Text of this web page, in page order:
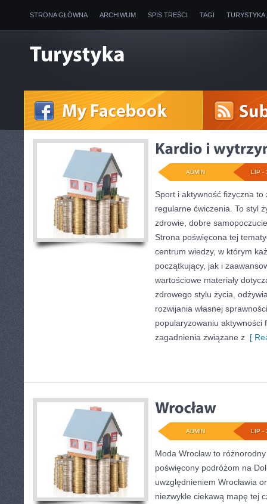
STRONA GŁÓWNA ARCHIWUM SPIS TREŚCI TAGI
LIP -
ADMIN
Sport i aktywność fizyczna
regularne ćwiczenia. To styl
zdrowie, dobre
Strona poświęcona tej
centrum wiedzy, w którym
początkujący, jak i
wartościowe materiały
zdrowego stylu życia,
rozwijania własnej
popularyzowaniu aktywności
zagadnienia związane z [
LIP -
ADMIN
Moda Wrocław to
poświęcony podróżom na
uwzględnieniem Wrocławia
niezwykle ciekawą mapę tej